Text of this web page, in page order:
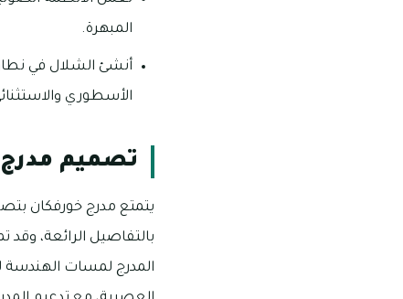
المبهرة.
أنشئ الشلال في
الأسطوري
تصميم
يتمتع مدرج خورفكان
المدرج لمسات الهندسة